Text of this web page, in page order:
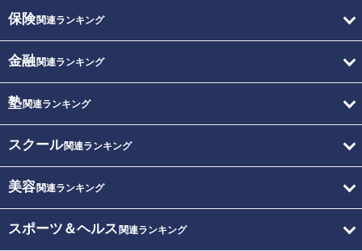
保険関連ランキング
金融関連ランキング
塾関連ランキング
スクール関連ランキング
美容関連ランキング
スポーツ＆ヘルス 関連ランキング